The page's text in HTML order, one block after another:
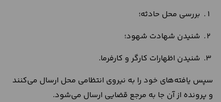
بررسی محل حادثه؛
شنیدن شهادت شهود؛
شنیدن اظهارات کارگر و کارفرما.
سپس یافته‌های خود را به نیروی انتظامی محل ارسال می‌کنند
و پرونده از آن جا به مرجع قضایی ارسال می‌شود.